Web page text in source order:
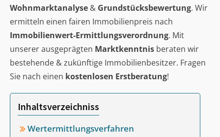
Wohnmarktanalyse & Grundstücksbewertung. Wir
ermitteln einen fairen Immobilienpreis nach
Immobilienwert-Ermittlungsverordnung. Mit
unserer ausgeprägten Marktkenntnis beraten wir
bestehende & zukünftige Immobilienbesitzer. Fragen
Sie nach einen kostenlosen Erstberatung!
Inhaltsverzeichniss
Wertermittlungsverfahren